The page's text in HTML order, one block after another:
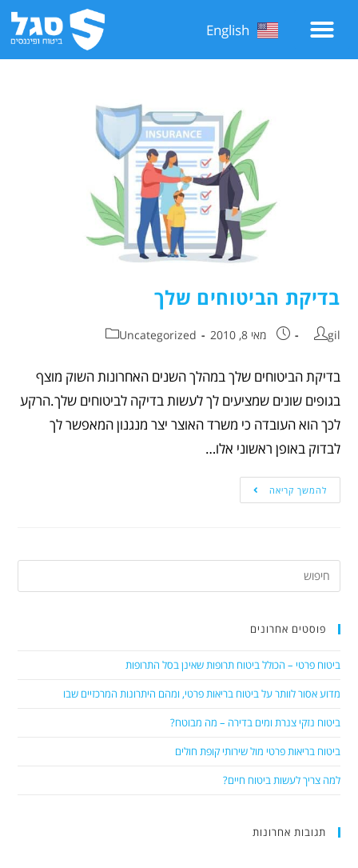
English
בדיקת הביטוחים שלך
gil מאי 8, 2010 Uncategorized
בדיקת הביטוחים שלך במהלך השנים האחרונות השוק מוצף
בגופים שונים שמציעים לך לעשות בדיקה לביטוחים שלך.הרקע
לכך הוא העובדה כי משרד האוצר יצר מנגנון המאפשר לך
לבדוק באופן ראשוני אלו…
להמשך קריאה
פוסטים אחרונים
ביטוח פרטי – הכולל ביטוח תרופות שאינן בסל התרופות
מדוע אסור לוותר על ביטוח בריאות פרטי, ומהם היתרונות המרכזיים שבו
ביטוח נזקי צנרת ומים בדירה – מה מבוטח?
ביטוח בריאות פרטי מול שירותי קופת חולים
למה צריך לעשות ביטוח חיים?
תגובות אחרונות